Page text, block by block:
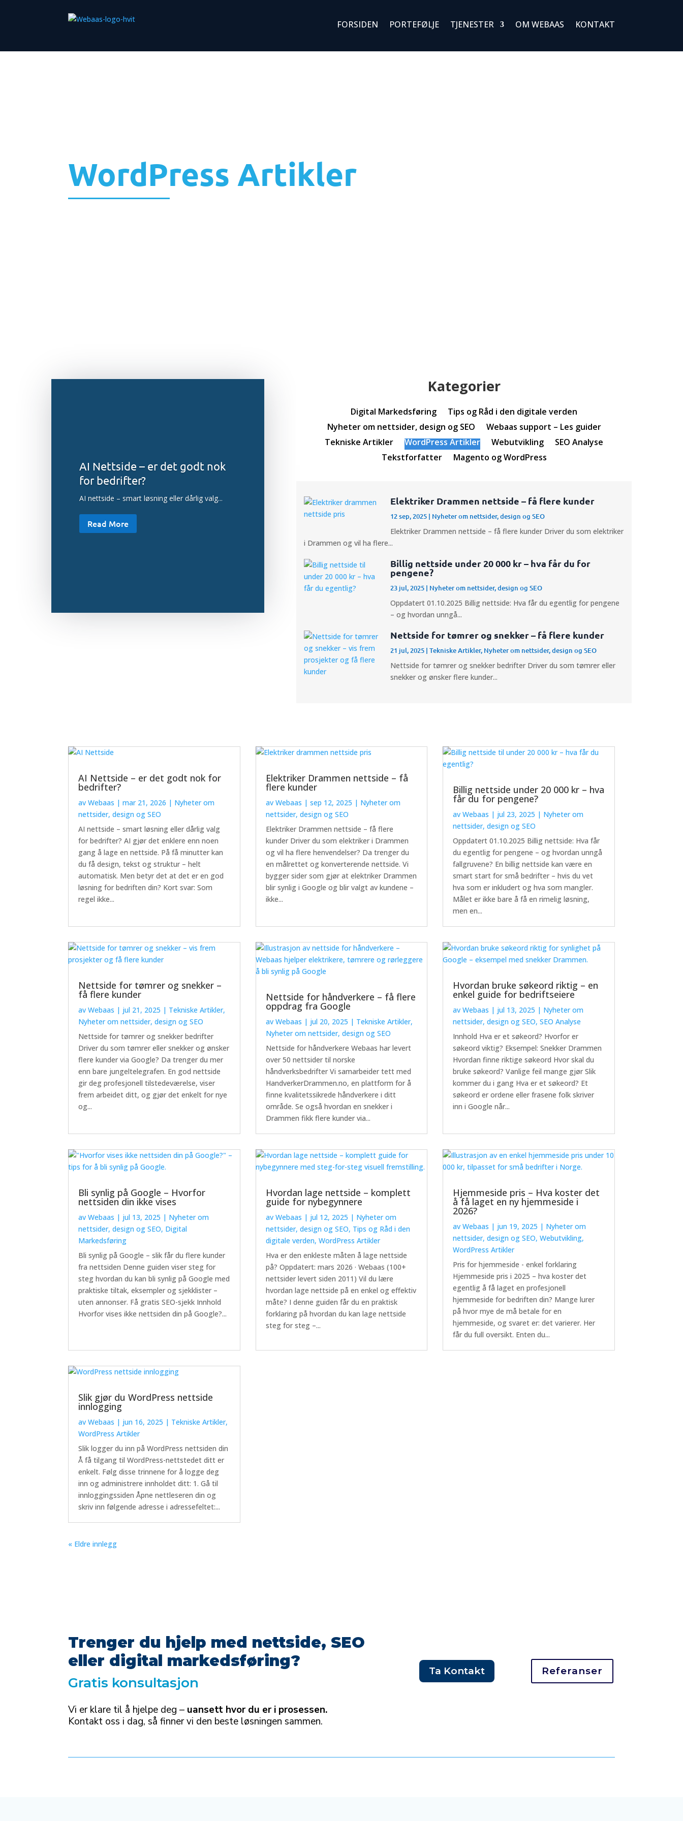
FORSIDEN PORTEFØLJE TJENESTER OM WEBAAS KONTAKT
WordPress Artikler
AI Nettside – er det godt nok
for bedrifter?
AI nettside – smart løsning eller dårlig valg...
Read More
Kategorier
Digital Markedsføring
Tips og Råd i den digitale verden
Nyheter om nettsider, design og SEO
Webaas support – Les guider
Tekniske Artikler
WordPress Artikler Webutvikling
SEO Analyse
Tekstforfatter
Magento og WordPress
Elektriker Drammen nettside – få flere kunder
12 sep, 2025| Nyheter om nettsider, design og SEO
Elektriker Drammen nettside – få flere kunder Driver du som elektriker
i Drammen og vil ha flere...
Billig nettside under 20 000 kr – hva får du for
pengene?
23 jul, 2025| Nyheter om nettsider, design og SEO
Oppdatert 01.10.2025 Billig nettside: Hva får du egentlig for pengene
– og hvordan unngå...
Nettside for tømrer og snekker – få flere kunder
21 jul, 2025| Tekniske Artikler, Nyheter om nettsider, design og SEO
Nettside for tømrer og snekker bedrifter Driver du som tømrer eller
snekker og ønsker flere kunder...
AI Nettside – er det godt nok for
bedrifter?
avWebaas |mar 21, 2026 | Nyheter om
nettsider, design og SEO
AI nettside – smart løsning eller dårlig valg
for bedrifter? AI gjør det enklere enn noen
gang å lage en nettside. På få minutter kan
du få design, tekst og struktur – helt
automatisk. Men betyr det at det er en god
løsning for bedriften din? Kort svar: Som
regel ikke...
Elektriker Drammen nettside – få
flere kunder
av Webaas | sep 12, 2025 | Nyheter om
nettsider, design og SEO
Elektriker Drammen nettside – få flere
kunder Driver du som elektriker i Drammen
og vil ha flere henvendelser? Da trenger du
en målrettet og konverterende nettside. Vi
bygger sider som gjør at elektriker Drammen
blir synlig i Google og blir valgt av kundene –
ikke...
Billig nettside under 20 000 kr – hva
får du for pengene?
avWebaas | jul 23, 2025 | Nyheter om
nettsider, design og SEO
Oppdatert 01.10.2025 Billig nettside: Hva får
du egentlig for pengene – og hvordan unngå
fallgruvene? En billig nettside kan være en
smart start for små bedrifter – hvis du vet
hva som er inkludert og hva som mangler.
Målet er ikke bare å få en rimelig løsning,
men en...
Nettside for tømrer og snekker –
få flere kunder
avWebaas | jul 21, 2025 | Tekniske Artikler,
Nyheter om nettsider, design og SEO
Nettside for tømrer og snekker bedrifter
Driver du som tømrer eller snekker og ønsker
flere kunder via Google? Da trenger du mer
enn bare jungeltelegrafen. En god nettside
gir deg profesjonell tilstedeværelse, viser
frem arbeidet ditt, og gjør det enkelt for nye
og...
Nettside for håndverkere – få flere
oppdrag fra Google
av Webaas | jul 20, 2025 | Tekniske Artikler,
Nyheter om nettsider, design og SEO
Nettside for håndverkere Webaas har levert
over 50 nettsider til norske
håndverksbedrifter Vi samarbeider tett med
HandverkerDrammen.no, en plattform for å
finne kvalitetssikrede håndverkere i ditt
område. Se også hvordan en snekker i
Drammen fikk flere kunder via...
Hvordan bruke søkeord riktig – en
enkel guide for bedriftseiere
avWebaas | jul 13, 2025 | Nyheter om
nettsider, design og SEO,SEO Analyse
Innhold Hva er et søkeord? Hvorfor er
søkeord viktig? Eksempel: Snekker Drammen
Hvordan finne riktige søkeord Hvor skal du
bruke søkeord? Vanlige feil mange gjør Slik
kommer du i gang Hva er et søkeord? Et
søkeord er ordene eller frasene folk skriver
inn i Google når...
Bli synlig på Google – Hvorfor
nettsiden din ikke vises
avWebaas | jul 13, 2025 | Nyheter om
nettsider, design og SEO, Digital
Markedsføring
Bli synlig på Google – slik får du flere kunder
fra nettsiden Denne guiden viser steg for
steg hvordan du kan bli synlig på Google med
praktiske tiltak, eksempler og sjekklister –
uten annonser. Få gratis SEO-sjekk Innhold
Hvorfor vises ikke nettsiden din på Google?...
Hvordan lage nettside – komplett
guide for nybegynnere
av Webaas | jul 12, 2025 | Nyheter om
nettsider, design og SEO, Tips og Råd i den
digitale verden, WordPress Artikler
Hva er den enkleste måten å lage nettside
på? Oppdatert: mars 2026 · Webaas (100+
nettsider levert siden 2011) Vil du lære
hvordan lage nettside på en enkel og effektiv
måte? I denne guiden får du en praktisk
forklaring på hvordan du kan lage nettside
steg for steg –...
Hjemmeside pris – Hva koster det
å få laget en ny hjemmeside i
2026?
avWebaas | jun 19, 2025 | Nyheter om
nettsider, design og SEO,Webutvikling,
WordPress Artikler
Pris for hjemmeside - enkel forklaring
Hjemmeside pris i 2025 – hva koster det
egentlig å få laget en profesjonell
hjemmeside for bedriften din? Mange lurer
på hvor mye de må betale for en
hjemmeside, og svaret er: det varierer. Her
får du full oversikt. Enten du...
Slik gjør du WordPress nettside
innlogging
avWebaas | jun 16, 2025 | Tekniske Artikler,
WordPress Artikler
Slik logger du inn på WordPress nettsiden din
Å få tilgang til WordPress-nettstedet ditt er
enkelt. Følg disse trinnene for å logge deg
inn og administrere innholdet ditt: 1. Gå til
innloggingssiden Åpne nettleseren din og
skriv inn følgende adresse i adressefeltet:...
« Eldre innlegg
Trenger du hjelp med nettside, SEO
eller digital markedsføring?
Gratis konsultasjon
Vi er klare til å hjelpe deg – uansett hvor du er i prosessen.
Kontakt oss i dag, så finner vi den beste løsningen sammen.
Ta Kontakt Referanser